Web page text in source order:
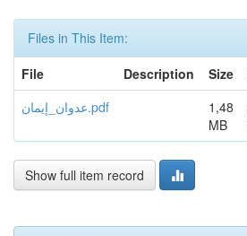
Files in This Item:
File
Description Size
عدوان_إيمان.pdf
1,48
MB
Show full item record